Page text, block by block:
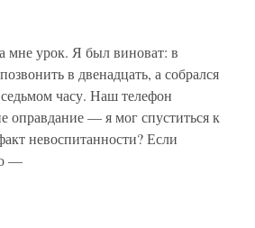
мне урок. Я был виноват: в
в двенадцать, а собрался
седьмом часу. Наш телефон
оправдание — я мог спуститься к
невоспитанности? Если
—